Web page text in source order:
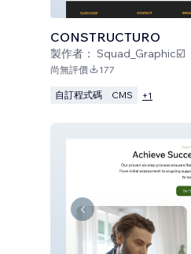
CONSTRUCTURO
製作者： Squad_Graphic☑️
尚無評價 177
自訂程式碼 CMS +1